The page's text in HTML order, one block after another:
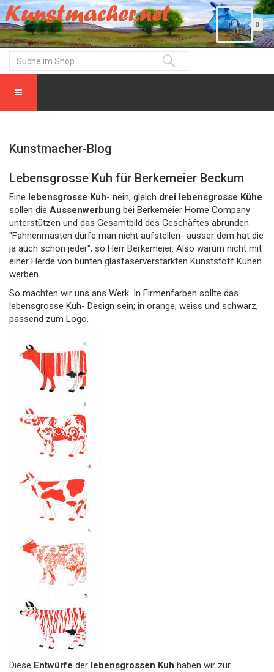
0
Kunstmacher-Blog
Lebensgrosse Kuh für Berkemeier Beckum
Eine lebensgrosse Kuh- nein, gleich drei lebensgrosse Kühe
sollen die Aussenwerbung bei Berkemeier Home Company
unterstützen und das Gesamtbild des Geschäftes abrunden.
"Fahnenmasten dürfe man nicht aufstellen- ausser dem hat die
ja auch schon jeder", so Herr Berkemeier. Also warum nicht mit
einer Herde von bunten glasfaserverstärkten Kunststoff Kühen
werben.
So machten wir uns ans Werk. In Firmenfarben sollte das
lebensgrosse Kuh- Design sein; in orange, weiss und schwarz,
passend zum Logo.
Diese Entwürfe der lebensgrossen Kuh haben wir zur